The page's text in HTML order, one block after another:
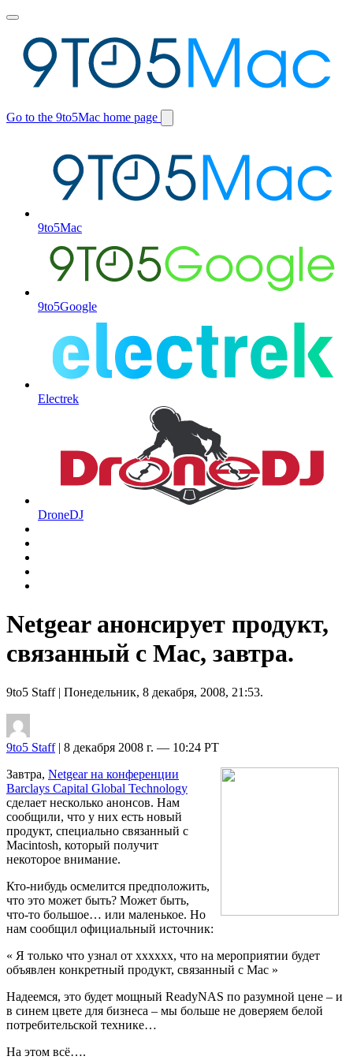
Toggle
menu
Go to the 9to5Mac home page
Switch
9to5Mac
9to5Google
Electrek
DroneDJ
Netgear анонсирует продукт,
связанный с Mac, завтра.
9to5 Staff| Понедельник, 8 декабря, 2008, 21:53.
9to5 Staff| 8 декабря 2008 г. — 10:24 PT
Завтра, Netgear на конференции
Barclays Capital Global Technology
сделает несколько анонсов. Нам
сообщили, что у них есть новый
продукт, специально связанный с
Macintosh, который получит
некоторое внимание.
Кто-нибудь осмелится предположить,
что это может быть? Может быть,
что-то большое… или маленькое. Но
нам сообщил официальный источник:
« Я только что узнал от xxxxxx, что на мероприятии будет
объявлен конкретный продукт, связанный с Mac »
Надеемся, это будет мощный ReadyNAS по разумной цене – и
в синем цвете для бизнеса – мы больше не доверяем белой
потребительской технике…
На этом всё….